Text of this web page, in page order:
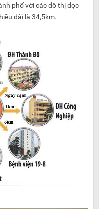
phố với các đô thị dọc
dài là 34,5km.